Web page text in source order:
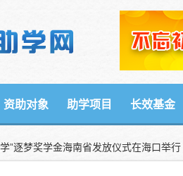
资助对象 助学项目 长效基金
”逐梦奖学金海南省发放仪式在海口举行